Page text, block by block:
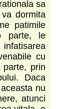
sa
dormita
patimile
parte, le
cu
prin
Daca
nu
atunci